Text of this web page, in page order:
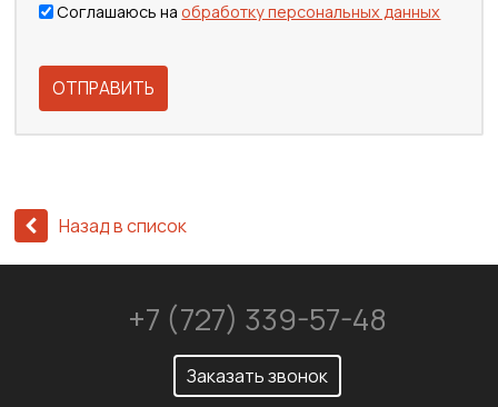
Соглашаюсь наобработку персональных данных
ОТПРАВИТЬ
Назад в список
+7 (727) 339-57-48
Заказать звонок